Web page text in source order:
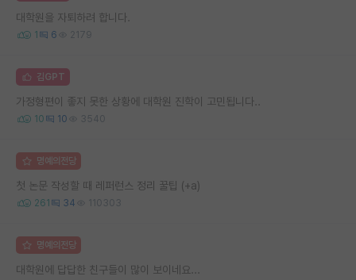
대학원을 자퇴하려 합니다.
1 6 2179
김GPT
가정형편이 좋지 못한 상황에 대학원 진학이 고민됩니다..
10 10 3540
명예의전당
첫 논문 작성할 때 레퍼런스 정리 꿀팁 (+a)
261 34 110303
명예의전당
대학원에 답답한 친구들이 많이 보이네요...